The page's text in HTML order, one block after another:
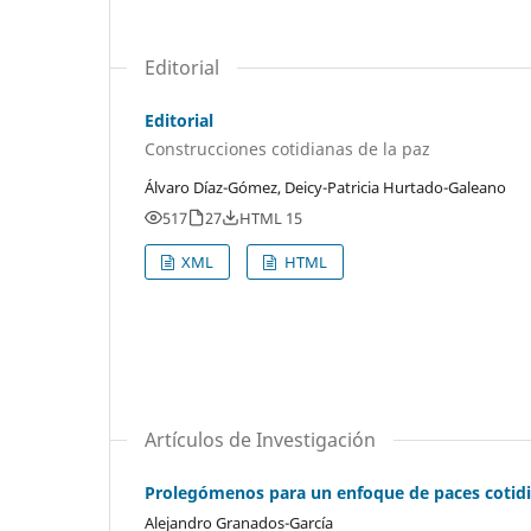
Editorial
Editorial
Construcciones cotidianas de la paz
Álvaro Díaz-Gómez, Deicy-Patricia Hurtado-Galeano
517
27 HTML 15
XML HTML
Artículos de Investigación
Prolegómenos para un enfoque de paces
Alejandro Granados-García